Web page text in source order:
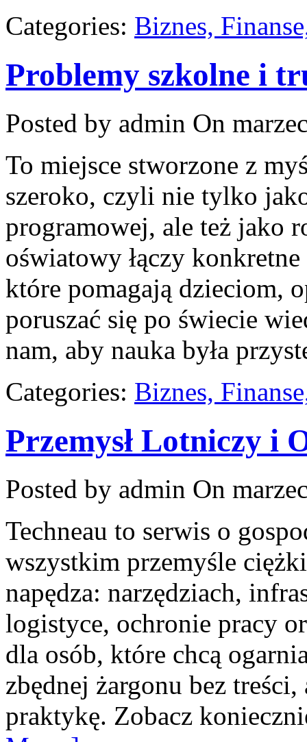
Categories: Biznes,
Problemy szkolne i
Posted by admin On
To miejsce stworzone z
szeroko, czyli nie tylko
programowej, ale też jako
oświatowy łączy
które pomagają dzieciom,
poruszać się po świecie
nam, aby nauka była
Categories: Biznes,
Przemysł Lotniczy i
Posted by admin On
Techneau to serwis o
wszystkim przemyśle
napędza: narzędziach,
logistyce, ochronie pracy
dla osób, które chcą
zbędnej żargonu bez
praktykę. Zobacz